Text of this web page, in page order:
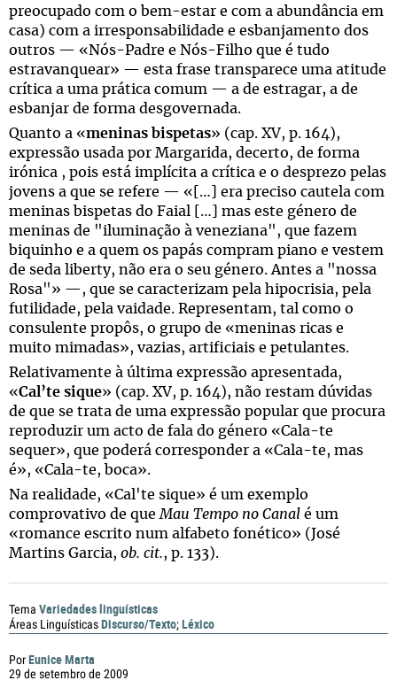
PorEunice Marta
29 de setembro de 2009
preocupado com o bem-estar e com a abundância em
casa) com a irresponsabilidade e esbanjamento dos
outros — «Nós-Padre e Nós-Filho que é tudo
estravanquear» — esta frase transparece uma atitude
crítica a uma prática comum — a de estragar, a de
esbanjar de forma desgovernada.
Quanto a «meninas bispetas» (cap. XV, p. 164),
expressão usada por Margarida, decerto, de forma
irónica , pois está implícita a crítica e o desprezo pelas
jovens a que se refere — «[…] era preciso cautela com
meninas bispetas do Faial […] mas este género de
meninas de "iluminação à veneziana", que fazem
biquinho e a quem os papás compram piano e vestem
de seda liberty, não era o seu género. Antes a "nossa
Rosa"» —, que se caracterizam pela hipocrisia, pela
futilidade, pela vaidade. Representam, tal como o
consulente propôs, o grupo de «meninas ricas e
muito mimadas», vazias, artificiais e petulantes.
Relativamente à última expressão apresentada,
«Cal’te sique» (cap. XV, p. 164), não restam dúvidas
de que se trata de uma expressão popular que procura
reproduzir um acto de fala do género «Cala-te
sequer», que poderá corresponder a «Cala-te, mas
é», «Cala-te, boca».
Na realidade, «Cal'te sique» é um exemplo
comprovativo de que Mau Tempo no Canal é um
«romance escrito num alfabeto fonético» (José
Martins Garcia, ob. cit., p. 133).
Tema Variedades linguísticas
Áreas LinguísticasDiscurso/Texto;Léxico